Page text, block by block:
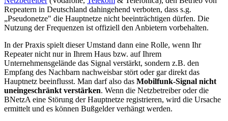
Repeatern in Deutschland dahingehend verboten, dass s.g.
„Pseudonetze" die Hauptnetze nicht beeinträchtigen dürfen. Die
Nutzung der Frequenzen ist offiziell den Anbietern vorbehalten.
In der Praxis spielt dieser Umstand dann eine Rolle, wenn Ihr
Repeater nicht nur in Ihrem Haus bzw. auf Ihrem
Unternehmensgelände das Signal verstärkt, sondern z.B. den
Empfang des Nachbarn nachweisbar stört oder gar direkt das
Hauptnetz beeinflusst. Man darf also das Mobilfunk-Signal nicht
uneingeschränkt verstärken. Wenn die Netzbetreiber oder die
BNetzA eine Störung der Hauptnetze registrieren, wird die Ursache
ermittelt und es können Bußgelder verhängt werden.